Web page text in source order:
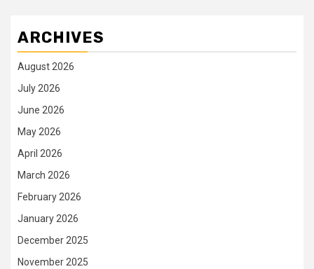
ARCHIVES
August 2026
July 2026
June 2026
May 2026
April 2026
March 2026
February 2026
January 2026
December 2025
November 2025